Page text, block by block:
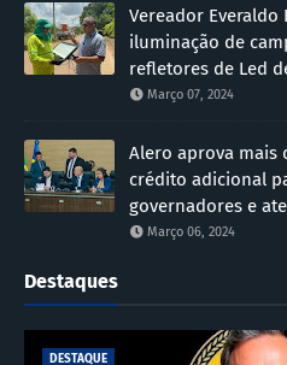
Vereador Everaldo
iluminação de
refletores de Led
Março 07, 2024
Alero aprova mais
crédito adicional
governadores e
Março 06, 2024
Destaques
DESTAQUE